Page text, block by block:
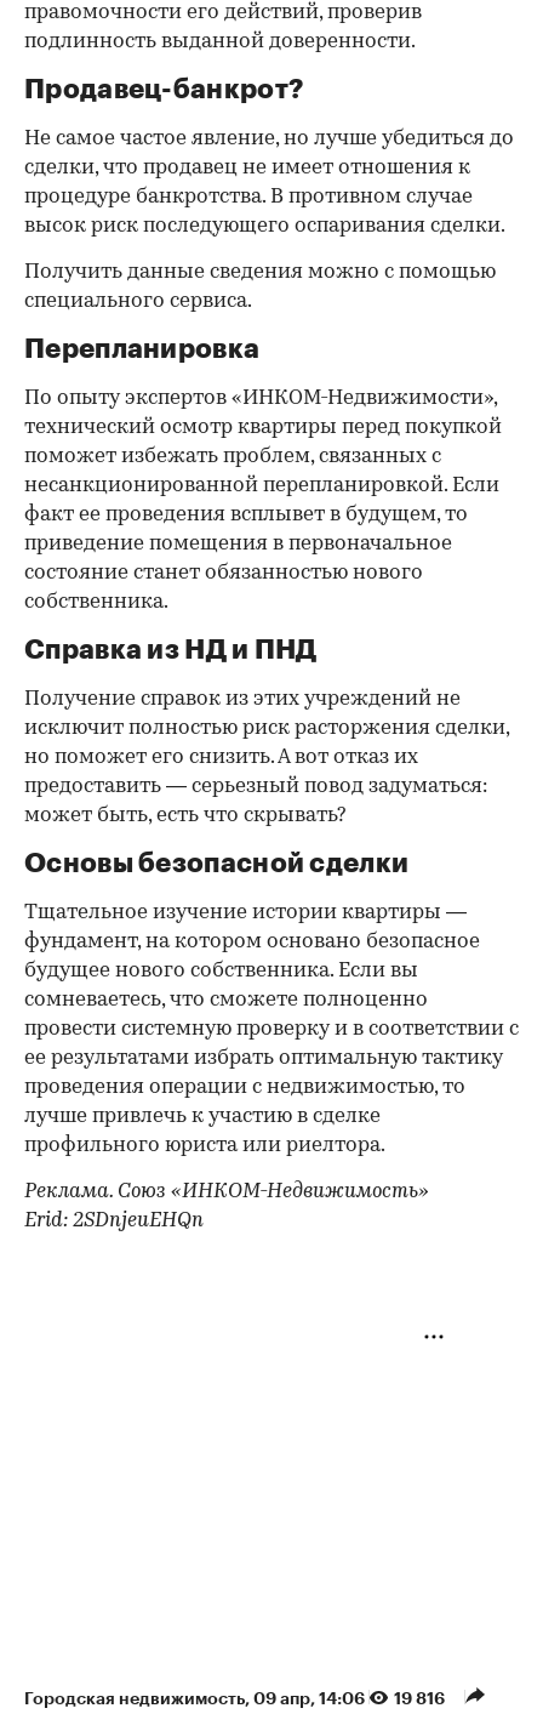
правомочности его действий, проверив
подлинность выданной доверенности.
Продавец-банкрот?
Не самое частое явление, но лучше убедиться до
сделки, что продавец не имеет отношения к
процедуре банкротства. В противном случае
высок риск последующего оспаривания сделки.
Получить данные сведения можно с помощью
специального сервиса.
Перепланировка
По опыту экспертов «ИНКОМ-Недвижимости»,
технический осмотр квартиры перед покупкой
поможет избежать проблем, связанных с
несанкционированной перепланировкой. Если
факт ее проведения всплывет в будущем, то
приведение помещения в первоначальное
состояние станет обязанностью нового
собственника.
Справка из НД и ПНД
Получение справок из этих учреждений не
исключит полностью риск расторжения сделки,
но поможет его снизить. А вот отказ их
предоставить — серьезный повод задуматься:
может быть, есть что скрывать?
Основы безопасной сделки
Тщательное изучение истории квартиры —
фундамент, на котором основано безопасное
будущее нового собственника. Если вы
сомневаетесь, что сможете полноценно
провести системную проверку и в соответствии с
ее результатами избрать оптимальную тактику
проведения операции с недвижимостью, то
лучше привлечь к участию в сделке
профильного юриста или риелтора.
Реклама. Союз «ИНКОМ-Недвижимость»
Erid: 2SDnjeuEHQn
Городская недвижимость 09 апр, 14:06 19 816